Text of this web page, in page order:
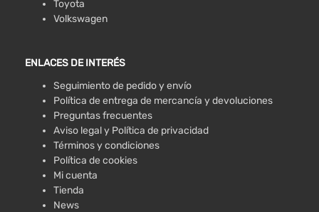
Toyota
Volkswagen
ENLACES DE INTERÉS
Seguimiento de pedido y envío
Política de entrega de mercancía y devoluciones
Preguntas frecuentes
Aviso legal y Política de privacidad
Términos y condiciones
Política de cookies
Mi cuenta
Tienda
News